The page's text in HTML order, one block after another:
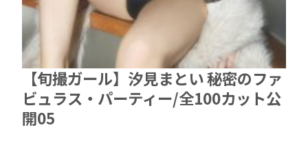
【旬撮ガール】汐見まとい 秘密のファ
ビュラス・パーティー/全100カット公
開05